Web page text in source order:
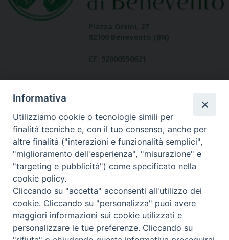
Dove siamo
contatti
Area riservata
Informativa
Utilizziamo cookie o tecnologie simili per
finalità tecniche e, con il tuo consenso, anche per
altre finalità ("interazioni e funzionalità semplici",
"miglioramento dell'esperienza", "misurazione" e
"targeting e pubblicità") come specificato nella
cookie policy.
Cliccando su "accetta" acconsenti all'utilizzo dei
cookie. Cliccando su "personalizza" puoi avere
maggiori informazioni sui cookie utilizzati e
personalizzare le tue preferenze. Cliccando su